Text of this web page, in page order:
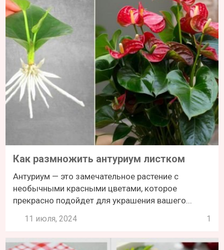
Как размножить антуриум листком
Антуриум — это замечательное растение с
необычными красными цветами, которое
прекрасно подойдет для украшения вашего...
11 июля, 2024 1